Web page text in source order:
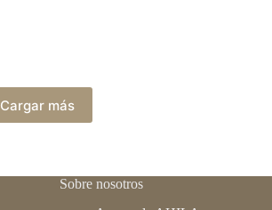
Cargar más
Sobre nosotros